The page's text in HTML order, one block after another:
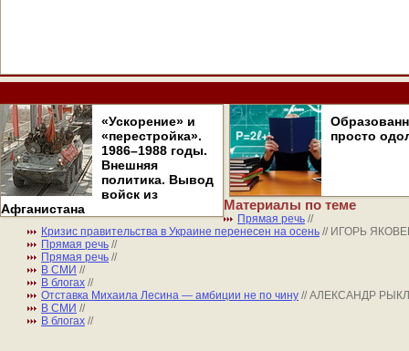
«Ускорение» и
«перестройка».
1986–1988 годы.
Внешняя
политика. Вывод
войск из
Афганистана
просто
Материалы по теме
Прямая речь //
Кризис правительства в Украине перенесен на осень // ИГОРЬ
Прямая речь //
Прямая речь //
В СМИ //
В блогах //
Отставка Михаила Лесина — амбиции не по чину // АЛЕКСАНДР
В СМИ //
В блогах //